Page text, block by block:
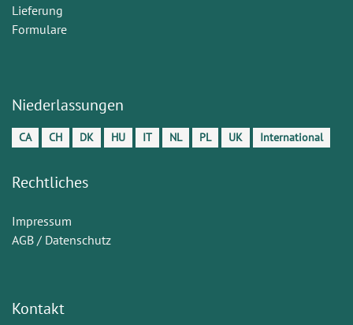
Lieferung
Formulare
Niederlassungen
CA CH DK HU IT NL PL UK International
Rechtliches
Impressum
AGB / Datenschutz
Kontakt